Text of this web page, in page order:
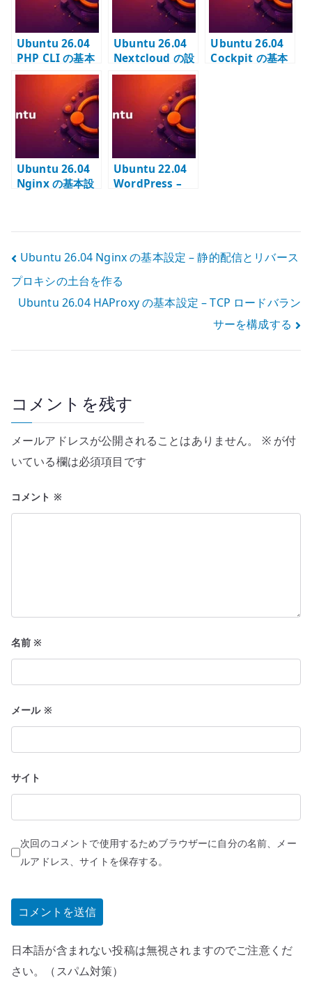
Ubuntu 26.04
PHP CLI の基本
設定 – 管理コマ
ンドと拡張モジ
ュールを確認す
る
Ubuntu 26.04
Nextcloud の設
定 – config.php
と運用設定を管
Ubuntu 26.04
Cockpit の基本
Ubuntu 26.04
Nginx の基本設
シの土台を作る
Ubuntu 22.04
WordPress –
CMS を構築する
投
稿
ナ
ビ
ー
シ
ョ
ン
Ubuntu 26.04 Nginx の基本設定 – 静的配信とリバース
プロキシの土台を作る
Ubuntu 26.04 HAProxy の基本設定 – TCP ロードバラン
サーを構成する
コメントを残す
メールアドレスが公開されることはありません。 ※が付
いている欄は必須項目です
コメント ※
名前※
メール ※
サイト
次回のコメントで使用するためブラウザーに自分の名前、メー
ルアドレス、サイトを保存する。
日本語が含まれない投稿は無視されますのでご注意くだ
さい。（スパム対策）